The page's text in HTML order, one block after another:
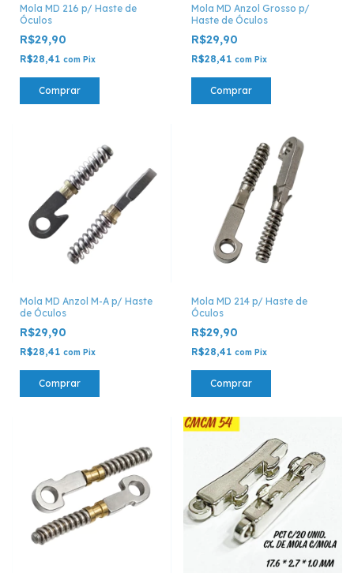
Mola MD 216 p/ Haste de
Óculos
R$29,90
R$28,41 com Pix
Comprar
Mola MD Anzol Grosso p/
Haste de Óculos
R$29,90
R$28,41 com Pix
Comprar
Mola MD Anzol M-A p/ Haste
de Óculos
R$29,90
R$28,41 com Pix
Comprar
Mola MD 214 p/ Haste de
Óculos
R$29,90
R$28,41 com Pix
Comprar